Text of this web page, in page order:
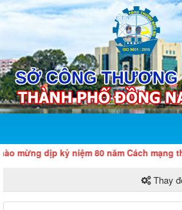
dịp kỷ niệm 80 năm Cách mạng tháng
Thay